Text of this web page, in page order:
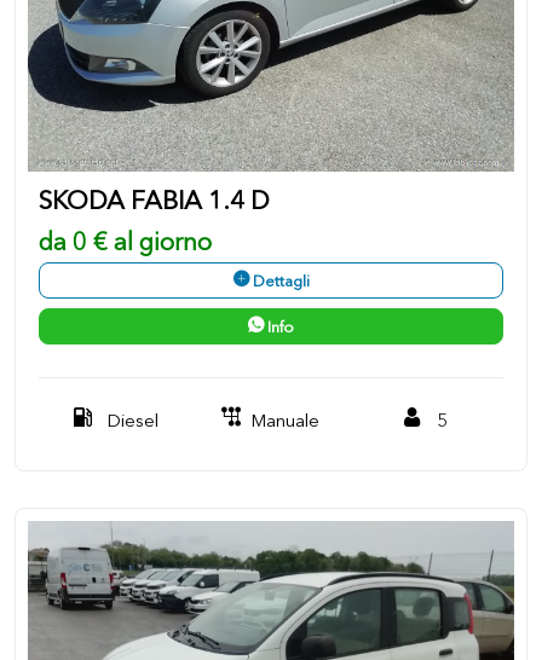
SKODA FABIA 1.4 D
da 0 € al giorno
Dettagli
Info
Diesel Manuale 5